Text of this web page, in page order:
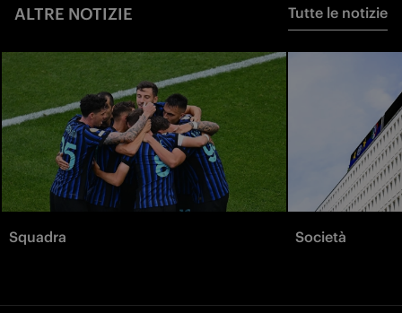
ALTRE NOTIZIE Tutte le notizie
Squadra Società